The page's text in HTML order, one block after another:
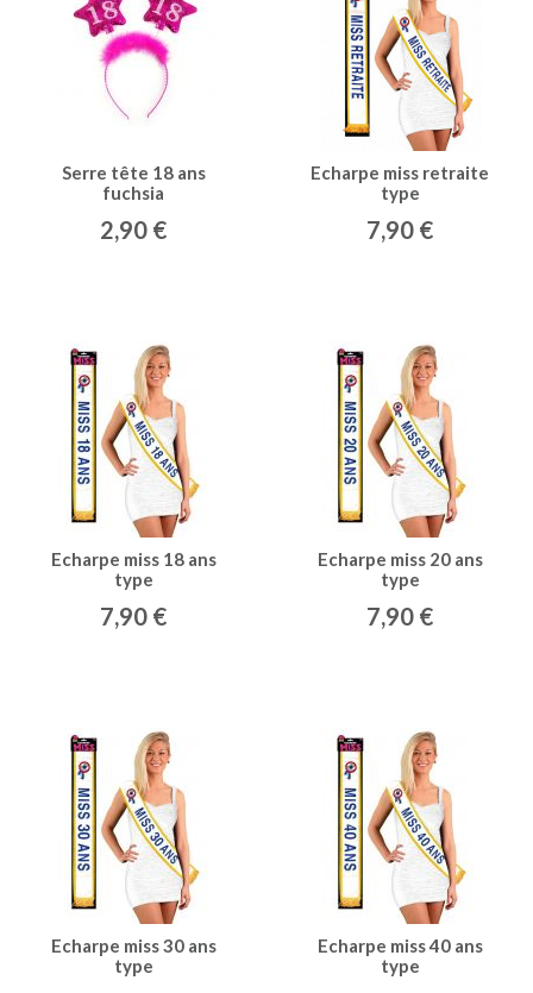
Serre tête 18 ans
fuchsia
2,90 €
Echarpe miss retraite
type
7,90 €
Echarpe miss 18 ans
type
7,90 €
Echarpe miss 20 ans
type
7,90 €
Echarpe miss 30 ans
type
Echarpe miss 40 ans
type